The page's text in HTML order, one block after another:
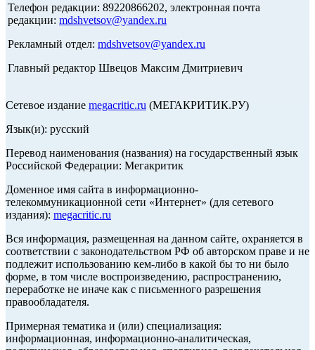
Телефон редакции: 89220866202, электронная почта
редакции: mdshvetsov@yandex.ru
Рекламный отдел: mdshvetsov@yandex.ru
Главный редактор Швецов Максим Дмитриевич
Сетевое издание megacritic.ru (МЕГАКРИТИК.РУ)
Язык(и): русский
Перевод наименования (названия) на государственный язык
Российской Федерации: Мегакритик
Доменное имя сайта в информационно-
телекоммуникационной сети «Интернет» (для сетевого
издания): megacritic.ru
Вся информация, размещенная на данном сайте, охраняется в
соответствии с законодательством РФ об авторском праве и не
подлежит использованию кем-либо в какой бы то ни было
форме, в том числе воспроизведению, распространению,
переработке не иначе как с письменного разрешения
правообладателя.
Примерная тематика и (или) специализация:
информационная, информационно-аналитическая,